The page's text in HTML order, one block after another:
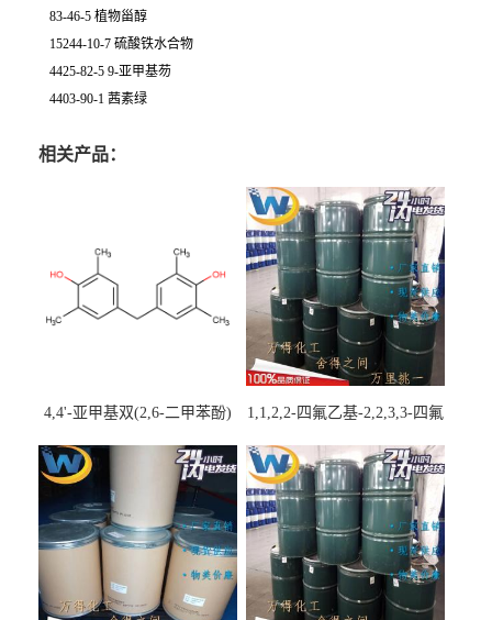
83-46-5 植物甾醇
15244-10-7 硫酸铁水合物
4425-82-5 9-亚甲基芴
4403-90-1 茜素绿
相关产品：
4,4'-亚甲基双(2,6-二甲苯酚)
1,1,2,2-四氟乙基-2,2,3,3-四氟